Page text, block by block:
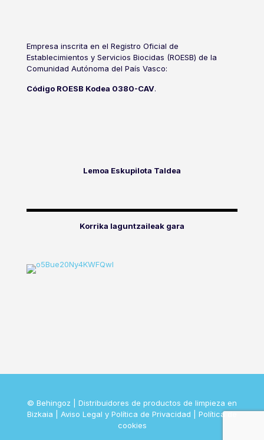
Empresa inscrita en el Registro Oficial de
Establecimientos y Servicios Biocidas (ROESB) de la
Comunidad Autónoma del País Vasco:
Código ROESB Kodea 0380-CAV.
Lemoa Eskupilota Taldea
Korrika laguntzaileak gara
© Behingoz | Distribuidores de productos de limpieza en
Bizkaia | Aviso Legal y Política de Privacidad
Política de
cookies